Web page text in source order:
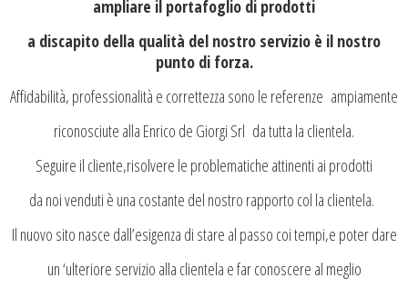
ampliare il portafoglio di prodotti
a discapito della qualità del nostro servizio è il nostro
punto di forza.
Affidabilità, professionalità e correttezza sono le referenze ampiamente
riconosciute alla Enrico de Giorgi Srl da tutta la clientela.
Seguire il cliente,risolvere le problematiche attinenti ai prodotti
da noi venduti è una costante del nostro rapporto col la clientela.
Il nuovo sito nasce dall’esigenza di stare al passo coi tempi,e poter dare
un ‘ulteriore servizio alla clientela e far conoscere al meglio